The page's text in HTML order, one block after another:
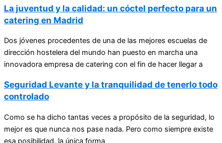
La juventud y la calidad: un cóctel perfecto para un
catering en Madrid
Dos jóvenes procedentes de una de las mejores escuelas de
dirección hostelera del mundo han puesto en marcha una
innovadora empresa de catering con el fin de hacer llegar a
Seguridad Levante y la tranquilidad de tenerlo todo
controlado
Como se ha dicho tantas veces a propósito de la seguridad, lo
mejor es que nunca nos pase nada. Pero como siempre existe
esa posibilidad, la única forma